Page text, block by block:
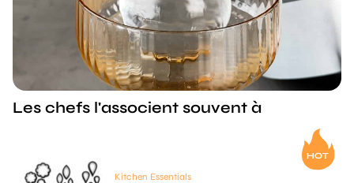
Les chefs l'associent souvent à
Kitchen Essentials